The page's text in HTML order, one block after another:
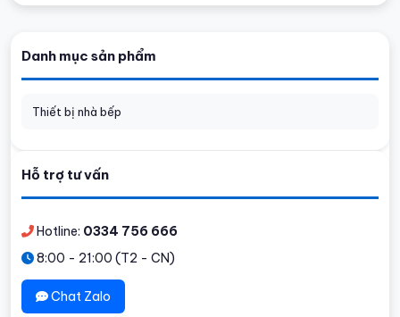
Danh mục sản phẩm
Thiết bị nhà bếp
Hỗ trợ tư vấn
Hotline: 0334 756 666
8:00 - 21:00 (T2 - CN)
Chat Zalo